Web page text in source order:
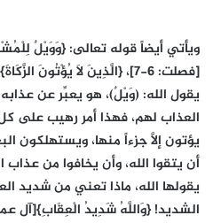
[فصلت: 6-7]، {الَّذِينَ لَا يُؤْتُونَ
يقول الله: (وَيْلٌ)، هو يعبِّر عن
العذاب لهم، فهذا أمر رهيب على كل
يؤتون إلَّا جزءاً منها، ويستهلكون
أن يتقوا الله، وأن يخافوا من عذاب
يقولها الله، ماذا تعني من شديد
الشديد! {وَاللَّهُ شَدِيدُ الْعِقَابِ}[آل